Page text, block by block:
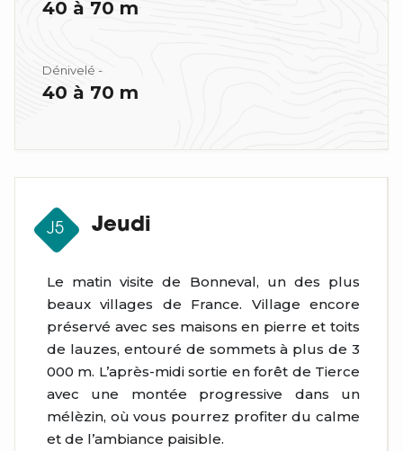
40 à 70 m
Dénivelé -
40 à 70 m
J5 Jeudi
Le matin visite de Bonneval, un des plus
beaux villages de France. Village encore
préservé avec ses maisons en pierre et toits
de lauzes, entouré de sommets à plus de 3
000 m. L’après-midi sortie en forêt de Tierce
avec une montée progressive dans un
mélèzin, où vous pourrez profiter du calme
et de l’ambiance paisible.